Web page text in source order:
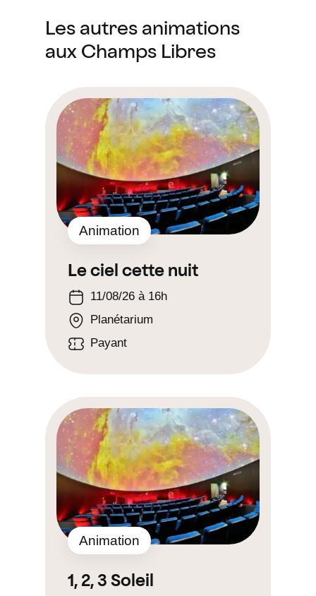
Les autres animations
aux Champs Libres
Le ciel cette nuit
Animation
11/08/26 à 16h
Planétarium
Payant
1, 2, 3 Soleil
Animation